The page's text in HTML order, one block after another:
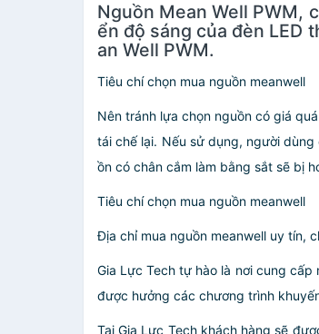
Nguồn Mean Well PWM,
ển độ sáng của đèn LED
an Well PWM.
Tiêu chí chọn mua nguồn meanwell
Nên tránh lựa chọn nguồn có giá
tái chế lại. Nếu sử dụng, người
ồn có chân cắm làm bằng sắt sẽ bị
Tiêu chí chọn mua nguồn meanwell
Địa chỉ mua nguồn meanwell uy tín,
Gia Lực Tech tự hào là nơi cung
được hưởng các chương trình
Tại Gia Lực Tech khách hàng sẽ